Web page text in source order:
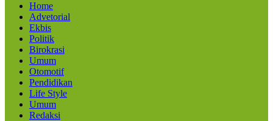
Home
Advetorial
Ekbis
Politik
Birokrasi
Umum
Otomotif
Pendidikan
Life Style
Umum
Redaksi